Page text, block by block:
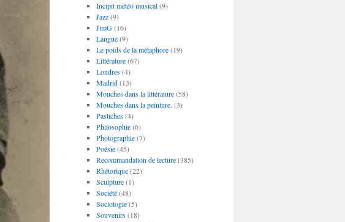
Incipit météo musical(9)
Jazz(9)
JimG(16)
Langue(9)
Le poids de la métaphore(19)
Littérature(67)
Londres(4)
Madrid(13)
Mouches dans la littérature(58)
Mouches dans la peinture. (3)
Pastiches(4)
Philosophie(6)
Photographie(7)
Poésie(45)
Recommandation de lecture(385)
Rhétorique(22)
Sculpture(1)
Société(48)
Sociologie(5)
Souvenirs(18)